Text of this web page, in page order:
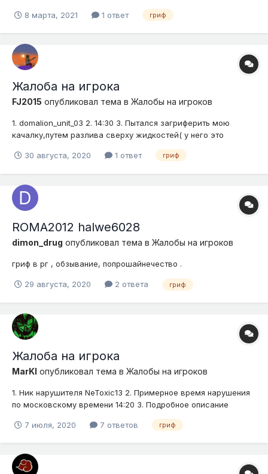
увидел последствия) 3. Подробное описание нарушения
себе не мог, что деревья...
8 марта, 2021 1 ответ гриф
Жалоба на игрока
FJ2015 опубликовал тема в Жалобы на игроков
1. domalion_unit_03 2. 14:30 3. Пытался загриферить мою
качалку,путем разлива сверху жидкостей( у него это
получилось кста) + нарушение по 1.9 4.
30 августа, 2020
1 ответ гриф
ROMA2012 halwe6028
dimon_drug опубликовал тема в Жалобы на игроков
гриф в рг , обзывание, попрошайнечество .
29 августа, 2020 2 ответа гриф
Жалоба на игрока
MarKI опубликовал тема в Жалобы на игроков
1. Ник нарушителя NeToxic13 2. Примерное время нарушения
по московскому времени 14:20 3. Подробное описание
на своем рг давшы мне заглотнуть лавы 4. Доказательства
долгое...
7 июля, 2020 7 ответов гриф